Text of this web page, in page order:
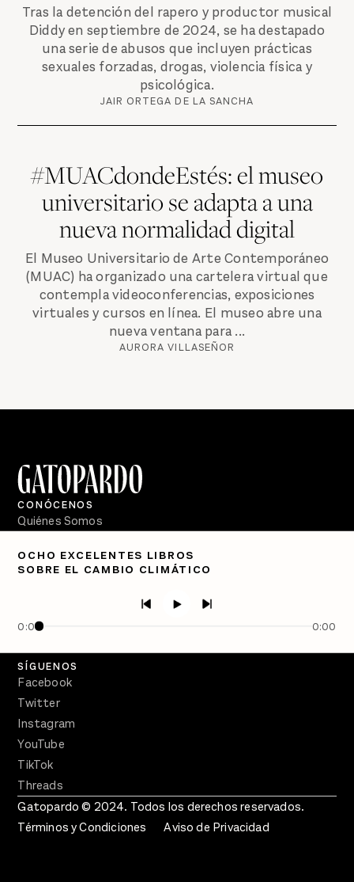
Tras la detención del rapero y productor musical
Diddy en septiembre de 2024, se ha destapado
una serie de abusos que incluyen prácticas
sexuales forzadas, drogas, violencia física y
psicológica.
JAIR ORTEGA DE LA SANCHA
#MUACdondeEstés: el museo
universitario se adapta a una
nueva normalidad digital
El Museo Universitario de Arte Contemporáneo
(MUAC) ha organizado una cartelera virtual que
contempla videoconferencias, exposiciones
virtuales y cursos en línea. El museo abre una
nueva ventana para ...
AURORA VILLASEÑOR
OCHO EXCELENTES LIBROS
SOBRE EL CAMBIO CLIMÁTICO
0:00 0:00
CONÓCENOS
Quiénes Somos
PÓDCASTS
Crecer en Distopía
SÍGUENOS
Facebook
Twitter
Instagram
YouTube
TikTok
Threads
Gatopardo © 2024. Todos los derechos reservados.
Términos y Condiciones
Aviso de Privacidad